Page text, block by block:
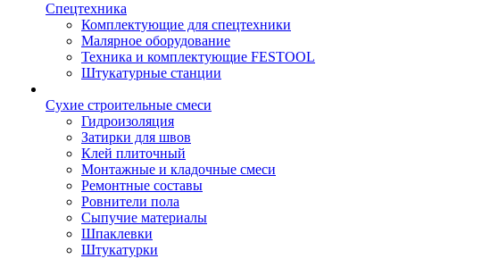
Спецтехника
Комплектующие для спецтехники
Малярное оборудование
Техника и комплектующие FESTOOL
Штукатурные станции
Сухие строительные смеси
Гидроизоляция
Затирки для швов
Клей плиточный
Монтажные и кладочные смеси
Ремонтные составы
Ровнители пола
Сыпучие материалы
Шпаклевки
Штукатурки